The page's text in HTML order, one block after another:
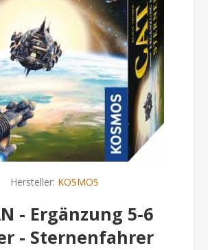
Hersteller: KOSMOS
- Ergänzung 5-6
- Sternenfahrer